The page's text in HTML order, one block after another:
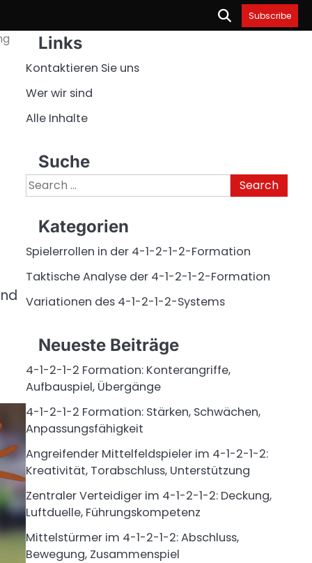
Subscribe
Links
Kontaktieren Sie uns
Wer wir sind
Alle Inhalte
Suche
Search
for:
Kategorien
Spielerrollen in der 4-1-2-1-2-Formation
Taktische Analyse der 4-1-2-1-2-Formation
Variationen des 4-1-2-1-2-Systems
Neueste Beiträge
4-1-2-1-2 Formation: Konterangriffe,
Aufbauspiel, Übergänge
4-1-2-1-2 Formation: Stärken, Schwächen,
Anpassungsfähigkeit
Angreifender Mittelfeldspieler im 4-1-2-1-2:
Kreativität, Torabschluss, Unterstützung
Zentraler Verteidiger im 4-1-2-1-2: Deckung,
Luftduelle, Führungskompetenz
Mittelstürmer im 4-1-2-1-2: Abschluss,
Bewegung, Zusammenspiel